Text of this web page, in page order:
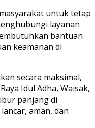
untuk tetap
layanan
bantuan
keamanan di
secara maksimal,
Idul Adha, Waisak,
panjang di
aman, dan